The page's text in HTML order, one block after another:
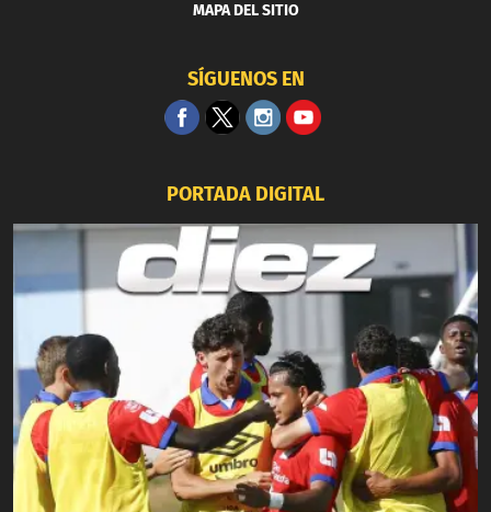
MAPA DEL SITIO
SÍGUENOS EN
PORTADA DIGITAL